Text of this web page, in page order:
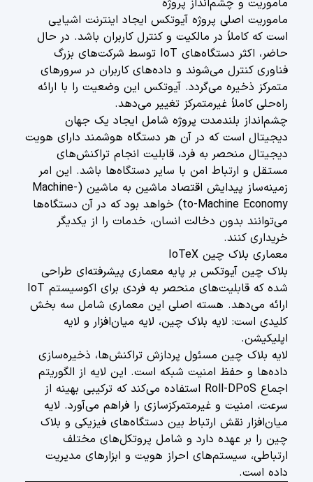
ماموریت و چشم‌انداز پروژه
ماموریت اصلی پروژه آیوتکس ایجاد اینترنت اشیایی
است که کاملاً در مالکیت و کنترل کاربران باشد. در حال
حاضر، اکثر دستگاه‌های IoT توسط شرکت‌های بزرگ
فناوری کنترل می‌شوند و داده‌های کاربران در سرورهای
متمرکز ذخیره می‌گردد. آیوتکس این وضعیت را با ارائه
راه‌حلی کاملاً غیرمتمرکز تغییر می‌دهد.
چشم‌انداز بلندمدت پروژه شامل ایجاد یک جهان
دیجیتال است که در آن هر دستگاه هوشمند دارای هویت
دیجیتال منحصر به فرد، قابلیت انجام تراکنش‌های
مستقل و ارتباط امن با سایر دستگاه‌ها باشد. این امر
زمینه‌ساز پیدایش اقتصاد ماشین به ماشین (Machine-
to-Machine Economy) خواهد بود که در آن دستگاه‌ها
می‌توانند بدون دخالت انسان، خدمات را از یکدیگر
خریداری کنند.
معماری بلاک چین IoTeX
بلاک چین آیوتکس بر پایه معماری پیشرفته‌ای طراحی
شده که قابلیت‌های منحصر به فردی برای اکوسیستم IoT
ارائه می‌دهد. هسته اصلی این معماری شامل سه بخش
کلیدی است: لایه بلاک چین، لایه میان‌افزار و لایه
اپلیکیشن.
لایه بلاک چین مسئول پردازش تراکنش‌ها، ذخیره‌سازی
داده‌ها و حفظ امنیت شبکه است. این لایه از الگوریتم
اجماع Roll-DPoS استفاده می‌کند که ترکیبی بهینه از
سرعت، امنیت و غیرمتمرکزسازی را فراهم می‌آورد. لایه
میان‌افزار نقش ارتباط بین دستگاه‌های فیزیکی و بلاک
چین را بر عهده دارد و شامل پروتکل‌های مختلف
ارتباطی، سیستم‌های احراز هویت و ابزارهای مدیریت
داده است.